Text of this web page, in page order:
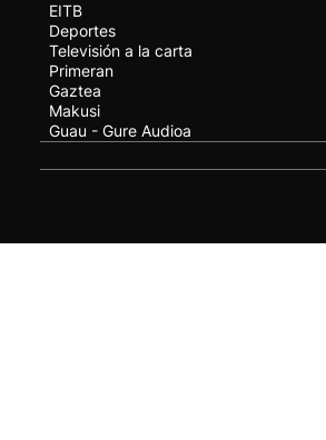
EITB
Deportes
Televisión a la carta
Primeran
Gaztea
Makusi
Guau - Gure Audioa